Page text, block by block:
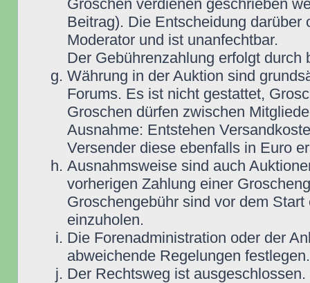
Groschen verdienen geschrieben
Beitrag). Die Entscheidung darüber
Moderator und ist unanfechtbar.
Der Gebührenzahlung erfolgt durch
Währung in der Auktion sind
Forums. Es ist nicht gestattet,
Groschen dürfen zwischen
Ausnahme: Entstehen
Versender diese ebenfalls in Euro
Ausnahmsweise sind auch
vorherigen Zahlung einer
Groschengebühr sind vor dem
einzuholen.
Die Forenadministration oder der
abweichende Regelungen festlegen.
Der Rechtsweg ist ausgeschlossen.